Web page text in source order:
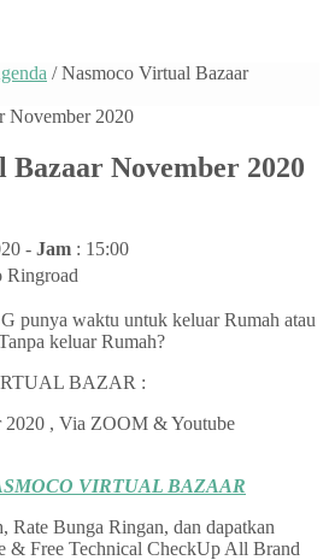
/Nasmoco Virtual Bazaar
November 2020
- Jam : 15:00
Ringroad
punya waktu untuk keluar Rumah atau
keluar Rumah?
BAZAR :
2020 , Via ZOOM & Youtube
VIRTUAL BAZAAR
Rate Bunga Ringan, dan dapatkan
& Free Technical CheckUp All Brand